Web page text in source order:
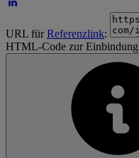
URL fürReferenzlink:
HTML-Code zur Einbindung